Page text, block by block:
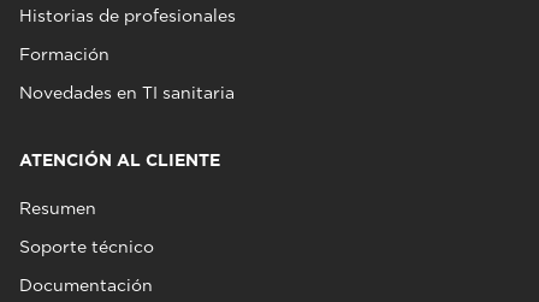
Historias de profesionales
Formación
Novedades en TI sanitaria
ATENCIÓN AL CLIENTE
Resumen
Soporte técnico
Documentación